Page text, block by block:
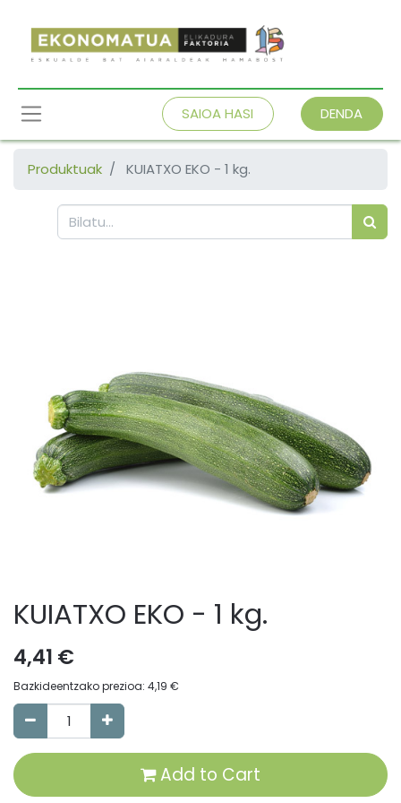
SAIOA HASI DENDA
Produktuak KUIATXO EKO - 1 kg.
KUIATXO EKO - 1 kg.
4,41 €
Bazkideentzako prezioa: 4,19 €
Add to Cart